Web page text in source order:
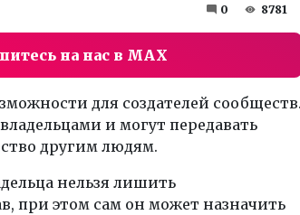
0 8781
на нас в MAX
для создателей сообществ.
и могут передавать
другим людям.
нельзя лишить
при этом сам он может назначить